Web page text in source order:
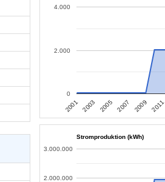
2001 2003 2005 2007 2009 2011
0
2.000
4.000
Stromproduktion (kWh)
2.000.000
3.000.000